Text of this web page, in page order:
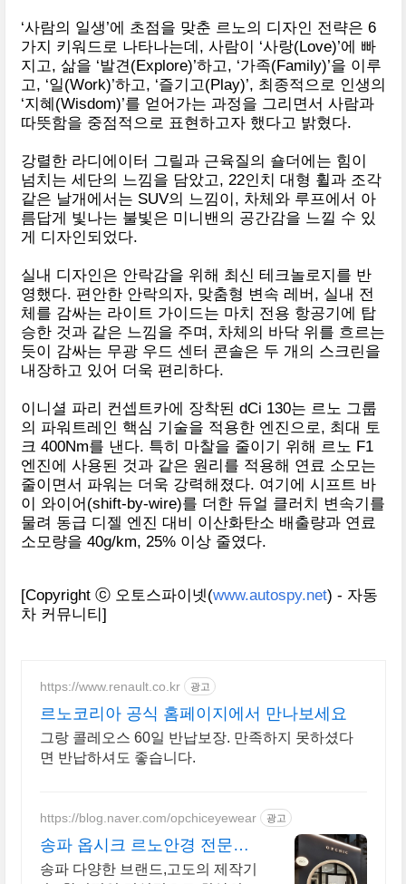
‘사람의 일생’에 초점을 맞춘 르노의 디자인 전략은 6
가지 키워드로 나타나는데, 사람이 ‘사랑(Love)’에 빠
지고, 삶을 ‘발견(Explore)’하고, ‘가족(Family)’을 이루
고, ‘일(Work)’하고, ‘즐기고(Play)’, 최종적으로 인생의
‘지혜(Wisdom)’를 얻어가는 과정을 그리면서 사람과
따뜻함을 중점적으로 표현하고자 했다고 밝혔다.
강렬한 라디에이터 그릴과 근육질의 숄더에는 힘이
넘치는 세단의 느낌을 담았고, 22인치 대형 휠과 조각
같은 날개에서는 SUV의 느낌이, 차체와 루프에서 아
름답게 빛나는 불빛은 미니밴의 공간감을 느낄 수 있
게 디자인되었다.
실내 디자인은 안락감을 위해 최신 테크놀로지를 반
영했다. 편안한 안락의자, 맞춤형 변속 레버, 실내 전
체를 감싸는 라이트 가이드는 마치 전용 항공기에 탑
승한 것과 같은 느낌을 주며, 차체의 바닥 위를 흐르는
듯이 감싸는 무광 우드 센터 콘솔은 두 개의 스크린을
내장하고 있어 더욱 편리하다.
이니셜 파리 컨셉트카에 장착된 dCi 130는 르노 그룹
의 파워트레인 핵심 기술을 적용한 엔진으로, 최대 토
크 400Nm를 낸다. 특히 마찰을 줄이기 위해 르노 F1
엔진에 사용된 것과 같은 원리를 적용해 연료 소모는
줄이면서 파워는 더욱 강력해졌다. 여기에 시프트 바
이 와이어(shift-by-wire)를 더한 듀얼 클러치 변속기를
물려 동급 디젤 엔진 대비 이산화탄소 배출량과 연료
소모량을 40g/km, 25% 이상 줄였다.
[Copyright ⓒ 오토스파이넷(www.autospy.net) - 자동
차 커뮤니티]
https://www.renault.co.kr 광고
르노코리아 공식 홈페이지에서 만나보세요
그랑 콜레오스 60일 반납보장. 만족하지 못하셨다
면 반납하셔도 좋습니다.
https://blog.naver.com/opchiceyewear 광고
송파 옵시크 르노안경 전문샵
르노 다량보유 안경원
송파 다양한 브랜드,고도의 제작기